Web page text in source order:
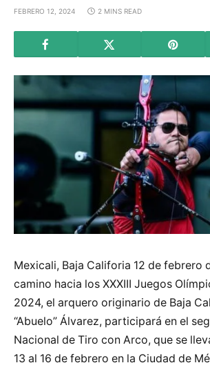
FEBRERO 12, 2024 2 MINS READ
Mexicali, Baja Califoria 12 de febrero
camino hacia los XXXIII Juegos
2024, el arquero originario de Baja
“Abuelo” Álvarez, participará en el
Nacional de Tiro con Arco, que se
13 al 16 de febrero en la Ciudad de